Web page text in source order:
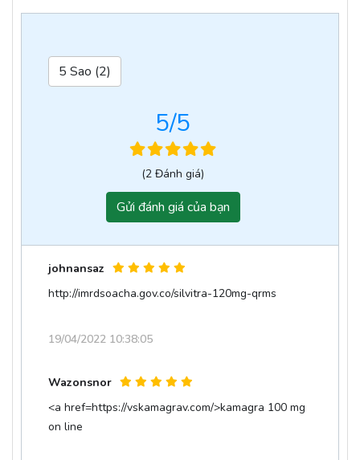
5/5
(2 Đánh giá)
Gửi đánh giá của bạn
5 Sao (2)
johnansaz
http://imrdsoacha.gov.co/silvitra-120mg-qrms
19/04/2022 10:38:05
Wazonsnor
<a href=https://vskamagrav.com/>kamagra 100 mg
on line